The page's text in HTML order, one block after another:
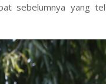
sebelumnya yang